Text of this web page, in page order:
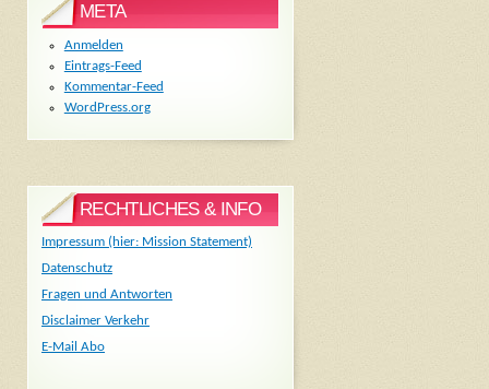
META
Anmelden
Eintrags-Feed
Kommentar-Feed
WordPress.org
RECHTLICHES & INFO
Impressum (hier: Mission Statement)
Datenschutz
Fragen und Antworten
Disclaimer Verkehr
E-Mail Abo